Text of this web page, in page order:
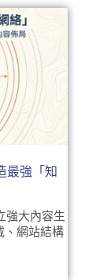
最強「知
強大內容生
、網站結構